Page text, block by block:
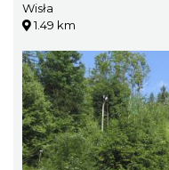
Wisła
1.49 km